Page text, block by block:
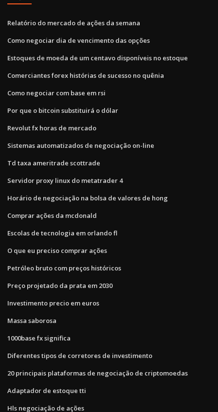
Relatório do mercado de ações da semana
Como negociar dia de vencimento das opções
Estoques de moeda de um centavo disponíveis no estoque
Comerciantes forex histórias de sucesso no quênia
Como negociar com base em rsi
Por que o bitcoin substituirá o dólar
Revolut fx horas de mercado
Sistemas automatizados de negociação on-line
Td taxa ameritrade scottrade
Servidor proxy linux do metatrader 4
Horário de negociação na bolsa de valores de hong
Comprar ações da mcdonald
Escolas de tecnologia em orlando fl
O que eu preciso comprar ações
Petróleo bruto com preços históricos
Preço projetado da prata em 2030
Investimento precio em euros
Massa saborosa
1000base fx significa
Diferentes tipos de corretores de investimento
20 principais plataformas de negociação de criptomoedas
Adaptador de estoque tti
Hls negociação de ações